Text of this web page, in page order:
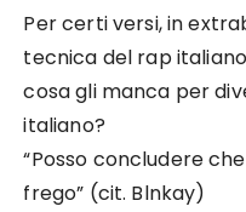
Per certi versi, in
tecnica del rap
cosa gli manca per
italiano?
“Posso concludere
frego” (cit. Blnkay)